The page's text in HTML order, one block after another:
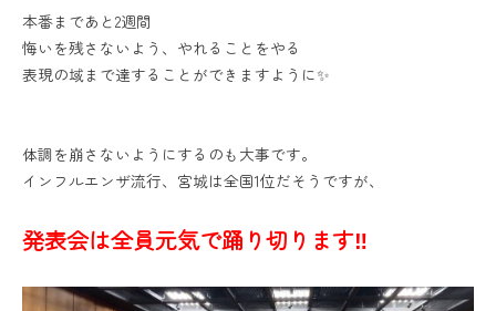
本番まであと2週間
悔いを残さないよう、やれることをやる
表現の域まで達することができますように✨
体調を崩さないようにするのも大事です。
インフルエンザ流行、宮城は全国1位だそうですが、
発表会は全員元気で踊り切ります‼️